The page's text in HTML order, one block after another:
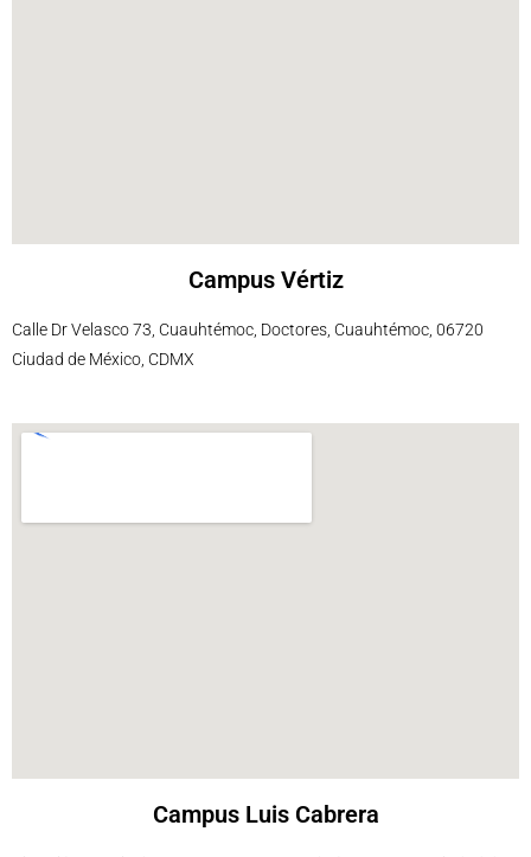
Campus Vértiz
Calle Dr Velasco 73, Cuauhtémoc, Doctores, Cuauhtémoc, 06720
Ciudad de México, CDMX
Campus Luis Cabrera